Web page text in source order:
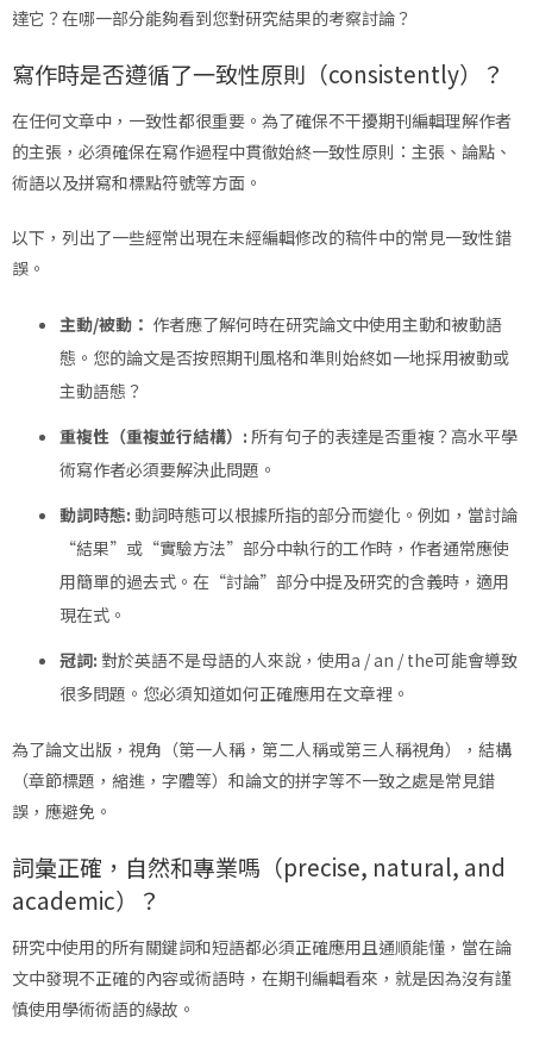
達它？在哪一部分能夠看到您對研究結果的考察討論？
寫作時是否遵循了一致性原則（consistently）？
在任何文章中，一致性都很重要。為了確保不干擾期刊編輯理解作者
的主張，必須確保在寫作過程中貫徹始終一致性原則：主張、論點、
術語以及拼寫和標點符號等方面。
以下，列出了一些經常出現在未經編輯修改的稿件中的常見一致性錯
誤。
主動/被動： 作者應了解何時在研究論文中使用主動和被動語
態。您的論文是否按照期刊風格和準則始終如一地採用被動或
主動語態？
重複性（重複並行結構）: 所有句子的表達是否重複？高水平學
術寫作者必須要解決此問題。
動詞時態: 動詞時態可以根據所指的部分而變化。例如，當討論
“結果”或“實驗方法”部分中執行的工作時，作者通常應使
用簡單的過去式。在“討論”部分中提及研究的含義時，適用
現在式。
冠詞: 對於英語不是母語的人來說，使用a / an / the可能會導致
很多問題。您必須知道如何正確應用在文章裡。
為了論文出版，視角（第一人稱，第二人稱或第三人稱視角），結構
（章節標題，縮進，字體等）和論文的拼字等不一致之處是常見錯
誤，應避免。
詞彙正確，自然和專業嗎（precise, natural, and
academic）？
研究中使用的所有關鍵詞和短語都必須正確應用且通順能懂，當在論
文中發現不正確的內容或術語時，在期刊編輯看來，就是因為沒有謹
慎使用學術術語的緣故。